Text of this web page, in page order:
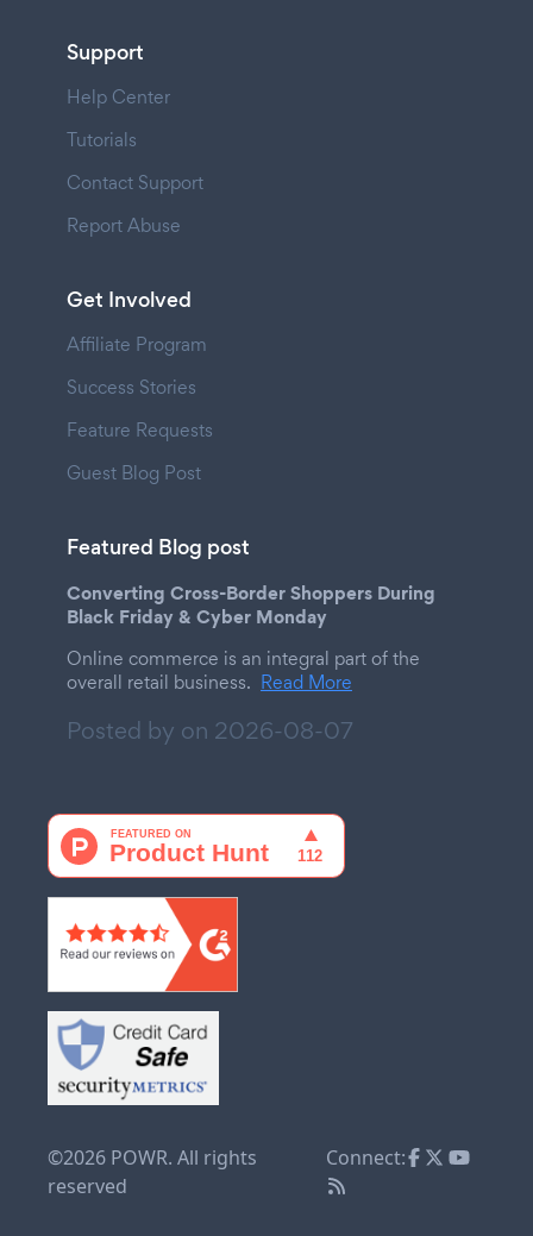
Support
Help Center
Tutorials
Contact Support
Report Abuse
Get Involved
Affiliate Program
Success Stories
Feature Requests
Guest Blog Post
Featured Blog post
Converting Cross-Border Shoppers During
Black Friday & Cyber Monday
Online commerce is an integral part of the
overall retail business. Read More
Posted by on 2026-08-07
©2026 POWR. All rights
reserved
Connect: